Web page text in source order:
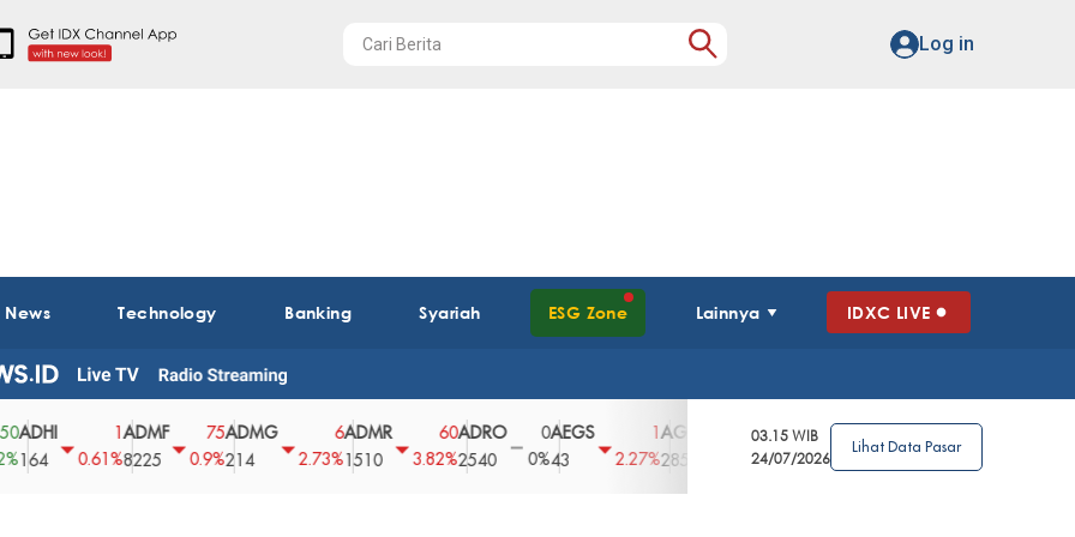
Log in
Technology Banking Syariah ESG Zone Lainnya IDXC LIVE
1
0.61%8225
75
0.9%
ADMG
214
6
2.73%1510
60
3.82%
ADRO
2540
0
0%
AEGS
43
1
2.27%2850
100
3.39%
AGRO
4
2.63%
AGRS
62
0%
03.15 WIB
24/07/2026
Lihat Data Pasar